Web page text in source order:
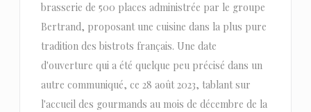
brasserie de 500 places administrée par le groupe
Bertrand, proposant une cuisine dans la plus pure
tradition des bistrots français. Une date
d'ouverture qui a été quelque peu précisé dans un
autre communiqué, ce 28 août 2023, tablant sur
l'accueil des gourmands au mois de décembre de la